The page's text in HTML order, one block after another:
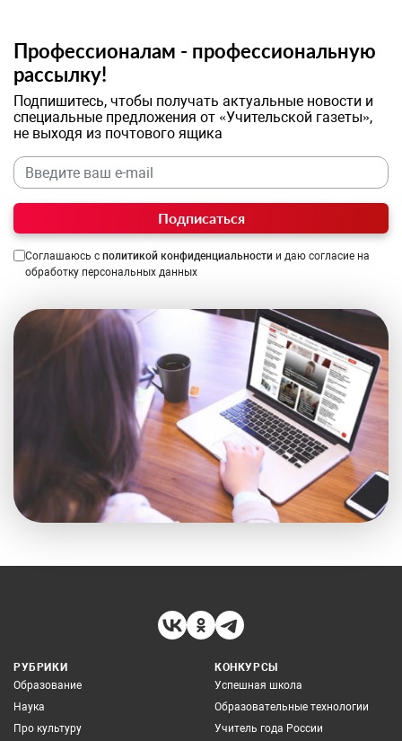
Профессионалам - профессиональную
рассылку!
Подпишитесь, чтобы получать актуальные новости и
специальные предложения от «Учительской газеты»,
не выходя из почтового ящика
Подписаться
Соглашаюсь с политикой конфиденциальности и даю согласие на
обработку персональных данных
РУБРИКИ
Образование
Наука
Про культуру
КОНКУРСЫ
Успешная школа
Образовательные технологии
Учитель года России